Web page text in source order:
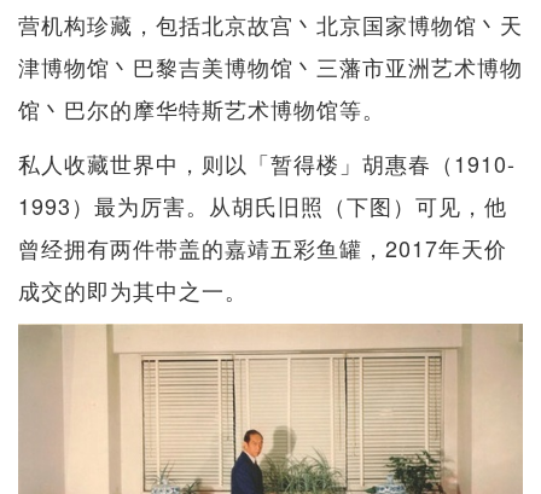
营机构珍藏，包括北京故宫丶北京国家博物馆丶天
津博物馆丶巴黎吉美博物馆丶三藩市亚洲艺术博物
馆丶巴尔的摩华特斯艺术博物馆等。
私人收藏世界中，则以「暂得楼」胡惠春（1910-
1993）最为厉害。从胡氏旧照（下图）可见，他
曾经拥有两件带盖的嘉靖五彩鱼罐，2017年天价
成交的即为其中之一。